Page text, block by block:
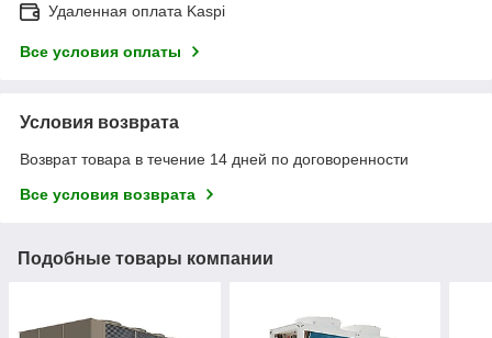
Удаленная оплата Kaspi
Все условия оплаты
Условия возврата
Возврат товара в течение 14 дней по договоренности
Все условия возврата
Подобные товары компании